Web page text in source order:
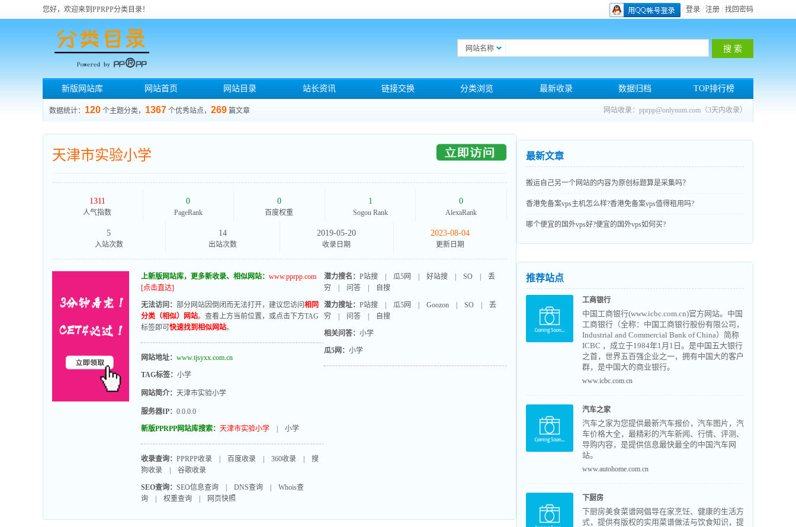
您好，欢迎来到PPRPP分类目录！ / 登录 / 注册 / 找回密码
网站名称
新版网站库 网站首页 网站目录 站长资讯 链接交换 分类浏览 最新收录 数据归档 TOP排行榜
数据统计： 120 个主题分类， 1367 个优秀站点， 269 篇文章 网站收录：pprpp@onlynum.com（3天内收录）
天津市实验小学
1311
人气指数
0
PageRank
0
百度权重
1
Sogou Rank
0
AlexaRank
5
入站次数
14
出站次数
2019-05-20
收录日期
2023-08-04
更新日期
上新版网站库，更多新收录、相似网站： www.pprpp.com
[点击直达]
无法访问： 部分网站因倒闭而无法打开，建议您访问 相同
分类（相似）网站。查看上方当前位置，或点击下方TAG
标签即可 快速找到相似网站。
网站地址： www.tjsyxx.com.cn
TAG标签： 小学
网站简介： 天津市实验小学
服务器IP： 0.0.0.0
新版PPRPP网站库搜索： 天津市实验小学 小学
收录查询： PPRPP收录 百度收录 360收录
搜
狗收录
谷歌收录
SEO查询： SEO信息查询 DNS查询
Whois查
询
权重查询 网页快照
潜力搜名： P站搜 瓜5网 好站搜 SO
丢
穷
问答 自搜
潜力搜址： P站搜 瓜5网 Goozon SO
丢
穷
问答 自搜
相关问答： 小学
瓜5网： 小学
最新文章
搬运自己另一个网站的内容为原创标题算是采集吗？
香港免备案vps主机怎么样?香港免备案vps值得租用吗?
哪个便宜的国外vps好?便宜的国外vps如何买?
推荐站点
工商银行
中国工商银行(www.icbc.com.cn)官方网站。中国
工商银行（全称：中国工商银行股份有限公司，
Industrial and Commercial Bank of China）简称
ICBC ，成立于1984年1月1日。是中国五大银行
之首，世界五百强企业之一，拥有中国大的客户
群，是中国大的商业银行。
www.icbc.com.cn
汽车之家
汽车之家为您提供最新汽车报价，汽车图片，汽
车价格大全，最精彩的汽车新闻、行情、评测、
导购内容，是提供信息最快最全的中国汽车网
站。
www.autohome.com.cn
下厨房
下厨房美食菜谱网倡导在家烹饪、健康的生活方
式，提供有版权的实用菜谱做法与饮食知识，提